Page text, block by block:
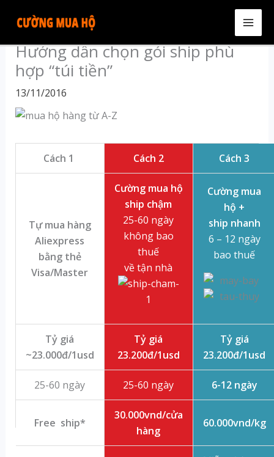
Hướng dẫn chọn gói ship phù
hợp “túi tiền”
13/11/2016
Cách 1 Cách 2 Cách 3
Tự mua hàng
Aliexpress
bằng thẻ
Visa/Master
Cường mua hộ
ship chậm
25-60 ngày
không bao
thuế
về tận nhà
Cường mua
hộ +
ship nhanh
6 – 12 ngày
bao thuế
Tỷ giá
~23.000đ/1usd
Tỷ giá
23.200đ/1usd
Tỷ giá
23.200đ/1usd
25-60 ngày 25-60 ngày 6-12 ngày
Free ship*
30.000vnd/cửa
hàng
60.000vnd/kg